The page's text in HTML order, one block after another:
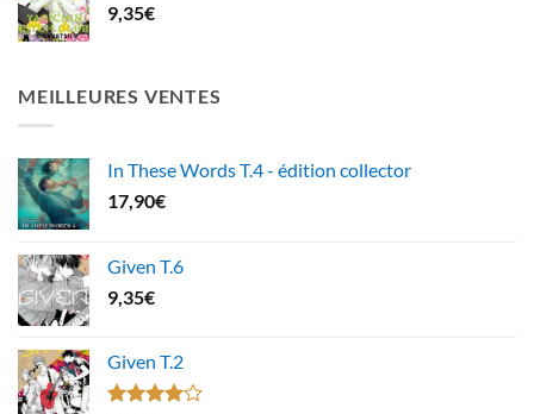
9,35€
MEILLEURES VENTES
In These Words T.4 - édition collector
17,90€
Given T.6
9,35€
Given T.2